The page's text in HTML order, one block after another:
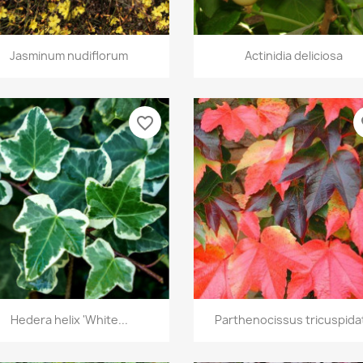
Vista rápida
Jasminum nudiflorum Vista rápida
Actinidia deliciosa
Vista rápida
Hedera helix 'White...
favorite_border
Vista rápida
Parthenocissus